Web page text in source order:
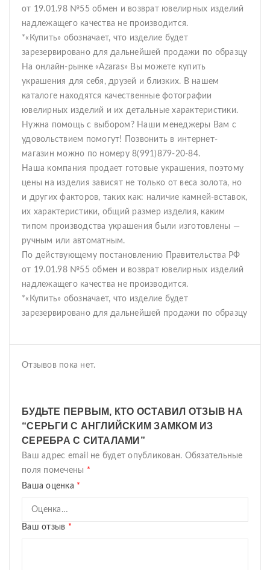
от 19.01.98 №55 обмен и возврат ювелирных изделий
надлежащего качества не производится.
*«Купить» обозначает, что изделие будет
зарезервировано для дальнейшей продажи по образцу
На онлайн-рынке «Azaras» Вы можете купить
украшения для себя, друзей и близких. В нашем
каталоге находятся качественные фотографии
ювелирных изделий и их детальные характеристики.
Нужна помощь с выбором? Наши менеджеры Вам с
удовольствием помогут! Позвонить в интернет-
магазин можно по номеру 8(991)879-20-84.
Наша компания продает готовые украшения, поэтому
цены на изделия зависят не только от веса золота, но
и других факторов, таких как: наличие камней-вставок,
их характеристики, общий размер изделия, каким
типом производства украшения были изготовлены —
ручным или автоматным.
По действующему постановлению Правительства РФ
от 19.01.98 №55 обмен и возврат ювелирных изделий
надлежащего качества не производится.
*«Купить» обозначает, что изделие будет
зарезервировано для дальнейшей продажи по образцу
Отзывов пока нет.
БУДЬТЕ ПЕРВЫМ, КТО ОСТАВИЛ ОТЗЫВ НА
“СЕРЬГИ С АНГЛИЙСКИМ ЗАМКОМ ИЗ
СЕРЕБРА С СИТАЛАМИ”
Ваш адрес email не будет опубликован. Обязательные
поля помечены *
Ваша оценка *
Ваш отзыв *